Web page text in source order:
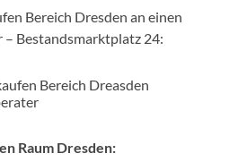
Bereich Dresden an einen
– Bestandsmarktplatz 24:
Raum Dresden: